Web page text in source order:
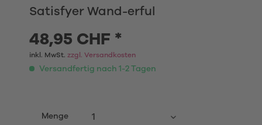
Satisfyer Wand-erful
48,95 CHF *
inkl. MwSt. zzgl. Versandkosten
Versandfertig nach 1-2 Tagen
Menge